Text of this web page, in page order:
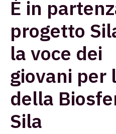
È in
progetto
la voce dei
giovani per
della
Sila